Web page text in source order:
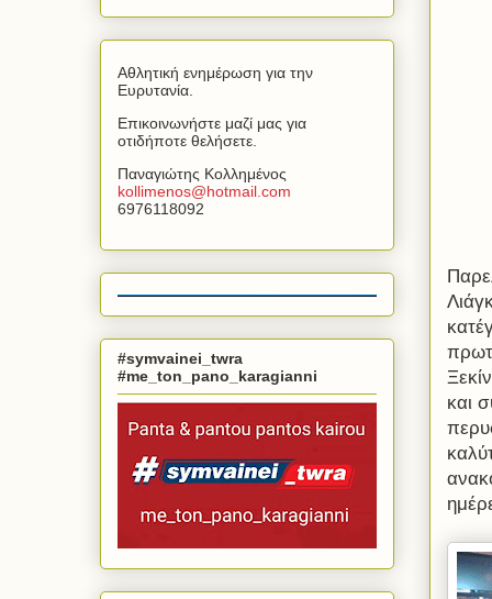
και
Αθλητική ενημέρωση για την
Ευρυτανία.
Επικοινωνήστε μαζί μας για
οτιδήποτε θελήσετε.
Παναγιώτης Κολλημένος
kollimenos@hotmail com
6976118092
#symvainei_twra
#me_ton_pano_karagianni